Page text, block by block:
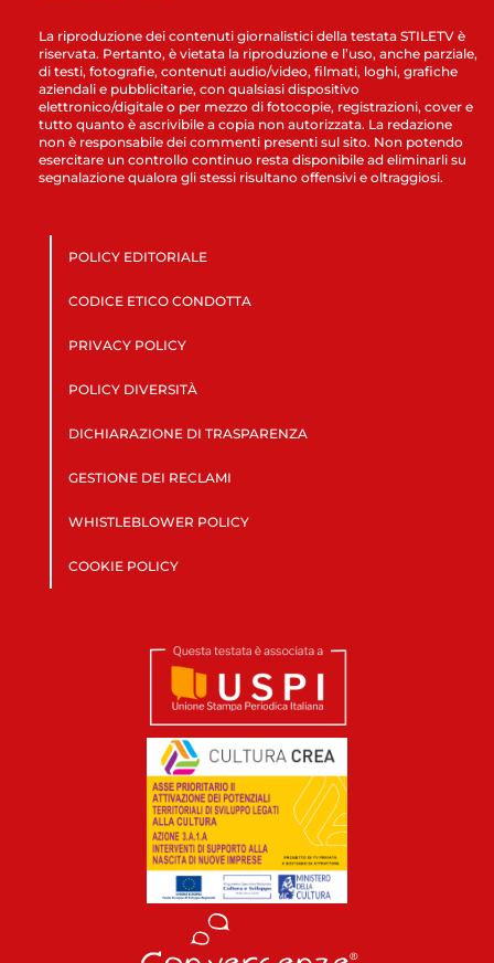
La riproduzione dei contenuti giornalistici della testata STILETV è
riservata. Pertanto, è vietata la riproduzione e l’uso, anche parziale,
di testi, fotografie, contenuti audio/video, filmati, loghi, grafiche
aziendali e pubblicitarie, con qualsiasi dispositivo
elettronico/digitale o per mezzo di fotocopie, registrazioni, cover e
tutto quanto è ascrivibile a copia non autorizzata. La redazione
non è responsabile dei commenti presenti sul sito. Non potendo
esercitare un controllo continuo resta disponibile ad eliminarli su
segnalazione qualora gli stessi risultano offensivi e oltraggiosi.
POLICY EDITORIALE
CODICE ETICO CONDOTTA
PRIVACY POLICY
POLICY DIVERSITÀ
DICHIARAZIONE DI TRASPARENZA
GESTIONE DEI RECLAMI
WHISTLEBLOWER POLICY
COOKIE POLICY